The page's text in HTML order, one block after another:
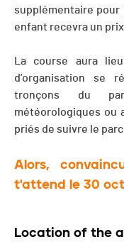
supplémentaire pour
enfant recevra un
La course aura
d’organisation se
tronçons du
météorologiques ou
priés de suivre le
Alors,
t'attend le 30
Location of the